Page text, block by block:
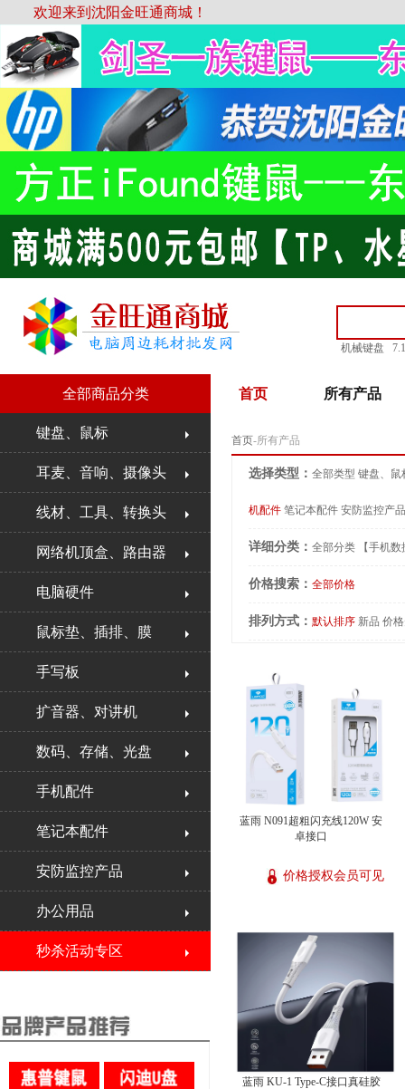
欢迎来到沈阳金旺通商城！
机械键盘
首页 所有产品
全部商品分类
键盘、鼠标
耳麦、音响、摄像头
线材、工具、转换头
网络机顶盒、路由器
电脑硬件
鼠标垫、插排、膜
手写板
扩音器、对讲机
数码、存储、光盘
手机配件
笔记本配件
安防监控产品
办公用品
秒杀活动专区
首页-所有产品
选择类型： 全部类型 键盘、鼠
机配件 笔记本配件 安防监控产品
详细分类： 全部分类 【手机
价格搜索： 全部价格
排列方式： 默认排序 新品 价
蓝雨 N091超粗闪充线120W 安
卓接口
价格授权会员可见
蓝雨 KU-1 Type-C接口真硅胶